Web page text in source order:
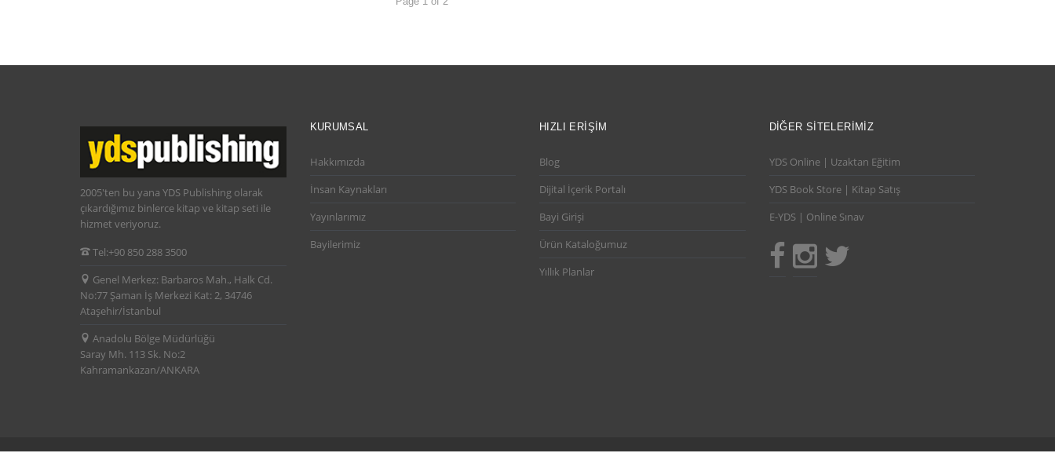
2005'ten bu yana YDS Publishing olarak
çıkardığımız binlerce kitap ve kitap seti ile
hizmet veriyoruz.
Tel:+90 850 288 3500
Genel Merkez: Barbaros Mah., Halk Cd.
No:77 Şaman İş Merkezi Kat: 2, 34746
Ataşehir/İstanbul
Anadolu Bölge Müdürlüğü
Saray Mh. 113 Sk. No:2
Kahramankazan/ANKARA
KURUMSAL
Hakkımızda
İnsan Kaynakları
Yayınlarımız
Bayilerimiz
HIZLI ERIŞIM
Blog
Dijital İçerik Portalı
Bayi Girişi
Ürün Kataloğumuz
Yıllık Planlar
DIĞER SITELERIMIZ
YDS Online | Uzaktan Eğitim
YDS Book Store | Kitap Satış
E-YDS | Online Sınav